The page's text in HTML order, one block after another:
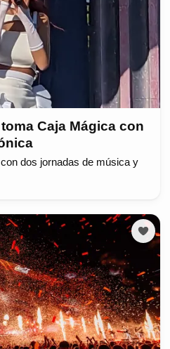
Caja Mágica con
dos jornadas de música y